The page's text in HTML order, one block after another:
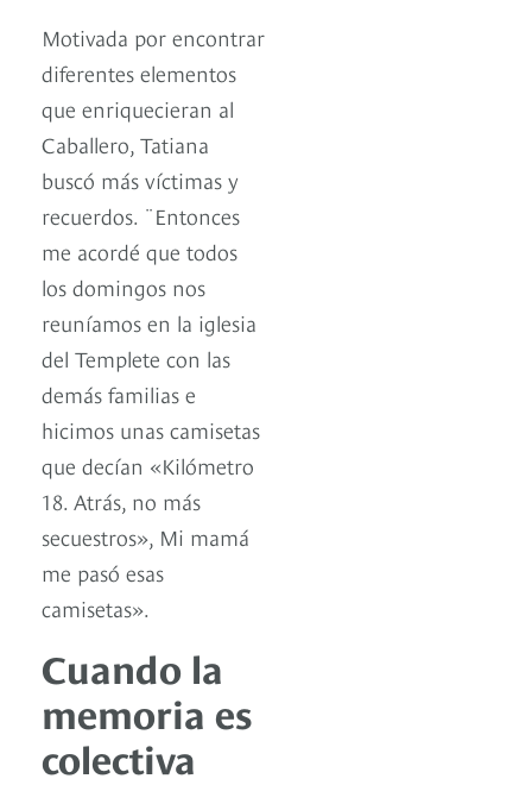
Motivada por encontrar
diferentes elementos
que enriquecieran al
Caballero, Tatiana
buscó más víctimas y
recuerdos. ¨Entonces
me acordé que todos
los domingos nos
reuníamos en la iglesia
del Templete con las
demás familias e
hicimos unas camisetas
que decían «Kilómetro
18. Atrás, no más
secuestros», Mi mamá
me pasó esas
camisetas».
Cuando la
memoria es
colectiva